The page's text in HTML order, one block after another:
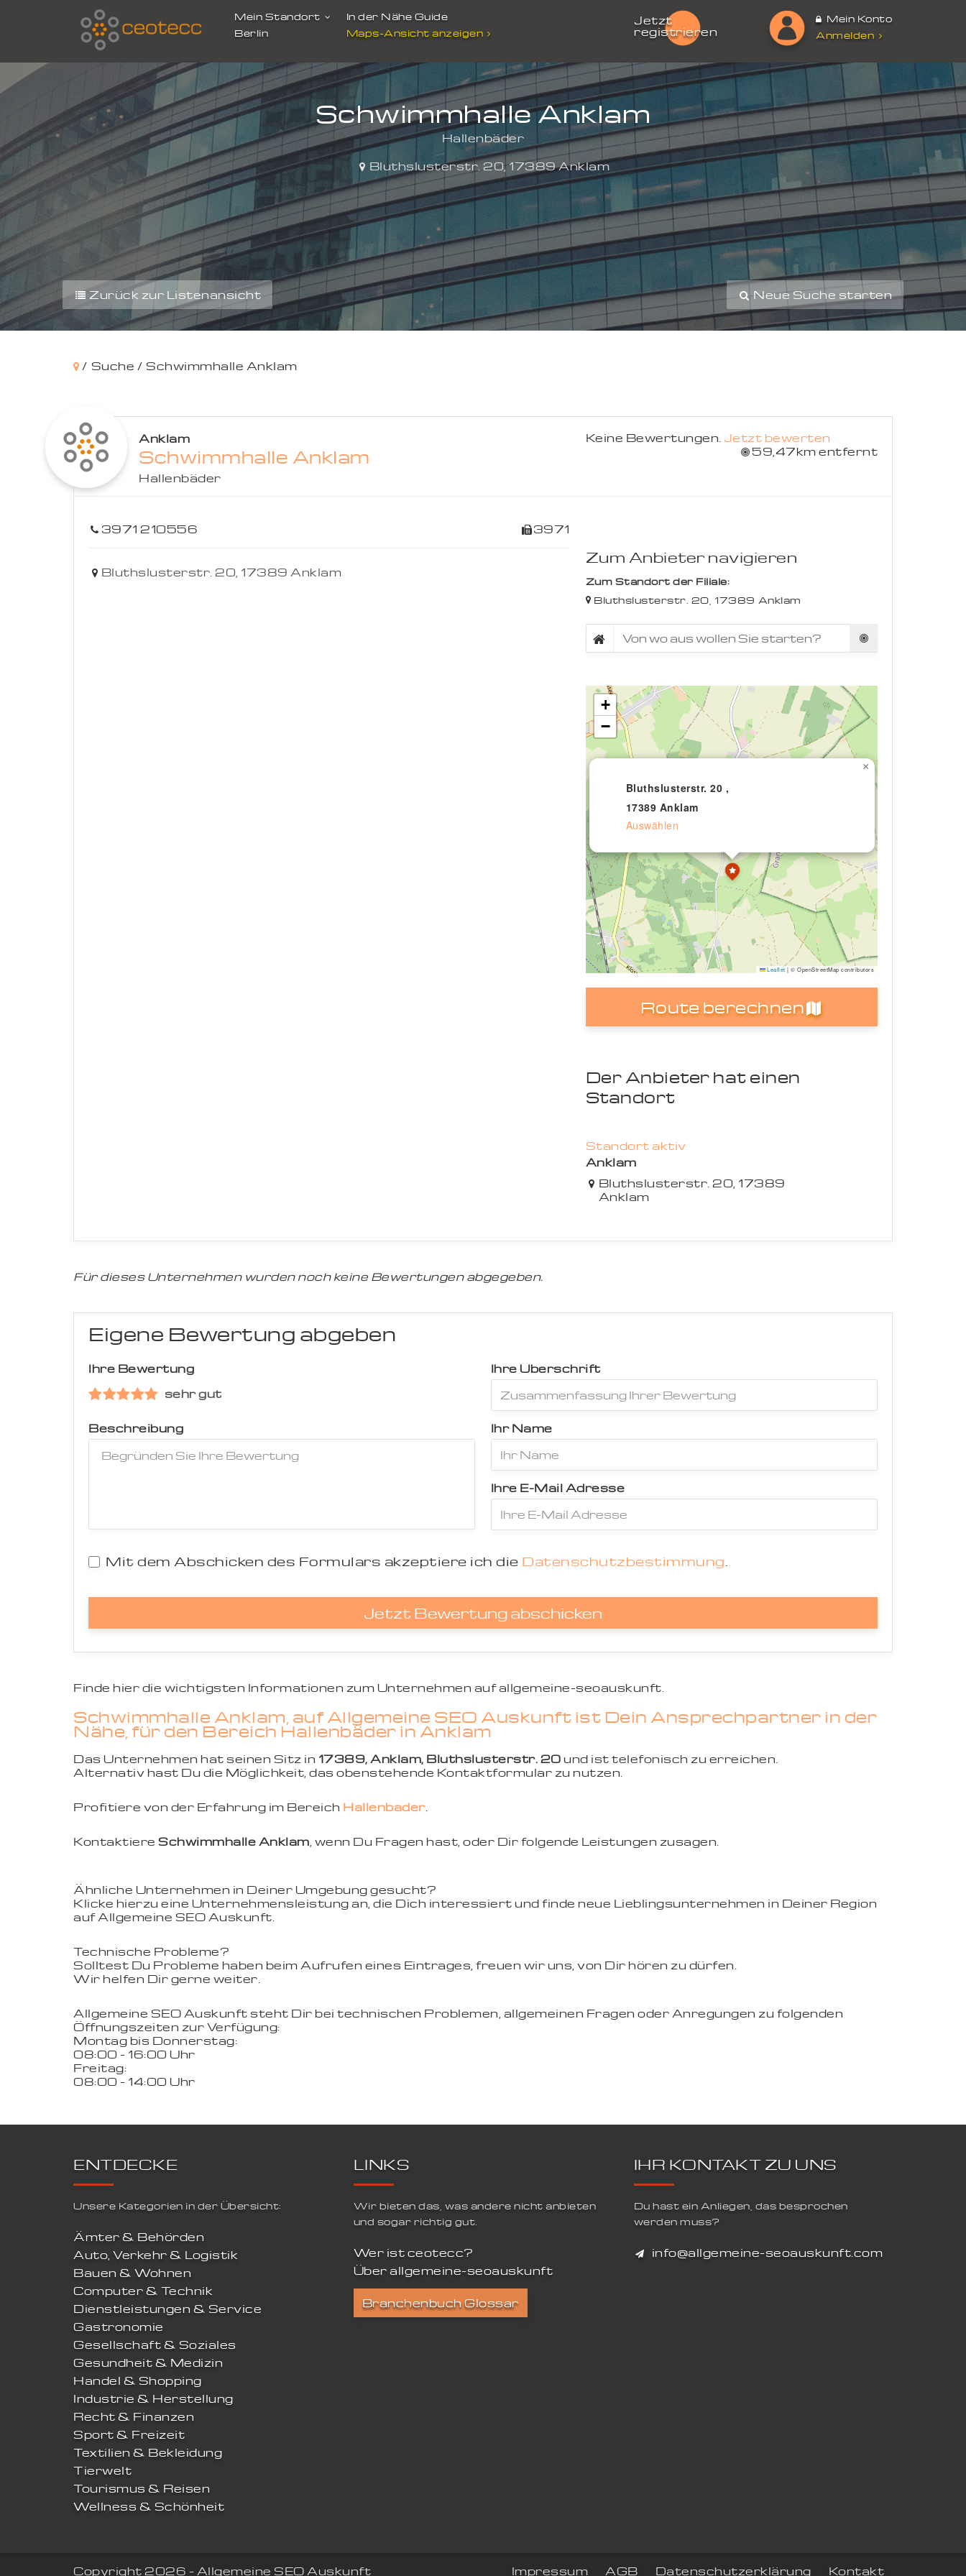
Mein Standort
Berlin
In der Nähe Guide
Maps-Ansicht anzeigen
Jetzt
registrieren
Mein Konto
Anmelden
Schwimmhalle Anklam
Hallenbäder
Bluthslusterstr. 20,17389Anklam
Zurück zur Listenansicht Neue Suche starten
/ Suche / Schwimmhalle Anklam
Anklam
Schwimmhalle Anklam
Hallenbäder
Keine Bewertungen. Jetzt bewerten
59,47km entfernt
3971 210556 3971
Bluthslusterstr. 20, 17389Anklam
Zum Anbieter navigieren
Zum Standort der Filiale:
Bluthslusterstr. 20, 17389 Anklam
Bluthslusterstr. 20 ,
17389 Anklam
Auswählen
×
+
−
Leaflet | © OpenStreetMap contributors
Route berechnen
Der Anbieter hat einen
Standort
Standort aktiv
Anklam
Bluthslusterstr. 20, 17389
Anklam
Für dieses Unternehmen wurden noch keine Bewertungen abgegeben.
Eigene Bewertung abgeben
Ihre Bewertung
sehr gut
Ihre Überschrift
Ihr Name
Ihre E-Mail Adresse
Beschreibung
Mit dem Abschicken des Formulars akzeptiere ich die Datenschutzbestimmung
Jetzt Bewertung abschicken
Finde hier die wichtigsten Informationen zum Unternehmen auf allgemeine-seoauskunft.
Schwimmhalle Anklam, auf Allgemeine SEO Auskunft ist Dein Ansprechpartner in der
Nähe, für den Bereich Hallenbäder in Anklam
Das Unternehmen hat seinen Sitz in 17389, Anklam, Bluthslusterstr. 20 und ist telefonisch zu erreichen.
Alternativ hast Du die Möglichkeit, das obenstehende Kontaktformular zu nutzen.
Profitiere von der Erfahrung im Bereich Hallenbäder.
Kontaktiere Schwimmhalle Anklam, wenn Du Fragen hast, oder Dir folgende Leistungen zusagen.
Ähnliche Unternehmen in Deiner Umgebung gesucht?
Klicke hierzu eine Unternehmensleistung an, die Dich interessiert und finde neue Lieblingsunternehmen in Deiner Region
auf Allgemeine SEO Auskunft.
Technische Probleme?
Solltest Du Probleme haben beim Aufrufen eines Eintrages, freuen wir uns, von Dir hören zu dürfen.
Wir helfen Dir gerne weiter.
Allgemeine SEO Auskunft steht Dir bei technischen Problemen, allgemeinen Fragen oder Anregungen zu folgenden
Öffnungszeiten zur Verfügung:
Montag bis Donnerstag:
08:00 - 16:00 Uhr
Freitag:
08:00 - 14:00 Uhr
ENTDECKE
Unsere Kategorien in der Übersicht:
Ämter & Behörden
Auto, Verkehr & Logistik
Bauen & Wohnen
Computer & Technik
Dienstleistungen & Service
Gastronomie
Gesellschaft & Soziales
Gesundheit & Medizin
Handel & Shopping
Industrie & Herstellung
Recht & Finanzen
Sport & Freizeit
Textilien & Bekleidung
Tierwelt
Tourismus & Reisen
Wellness & Schönheit
LINKS
Wir bieten das, was andere nicht anbieten
und sogar richtig gut.
Wer ist ceotecc?
Über allgemeine-seoauskunft
Branchenbuch Glossar
IHR KONTAKT ZU UNS
Du hast ein Anliegen, das besprochen
werden muss?
info@allgemeine-seoauskunft.com
Copyright 2026 - Allgemeine SEO Auskunft Impressum AGB Datenschutzerklärung Kontakt